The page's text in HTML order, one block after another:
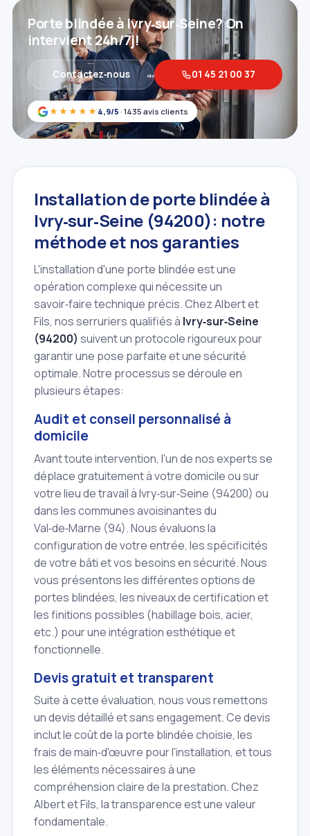
★★★★★ 4,9/5 · 1435 avis clients
Porte blindée à Ivry‑sur‑Seine? On
intervient 24h/7j!
Contactez‑nous 01 45 21 00 37
Installation de porte blindée à
Ivry‑sur‑Seine (94200): notre
méthode et nos garanties
L'installation d'une porte blindée est une
opération complexe qui nécessite un
savoir‑faire technique précis. Chez Albert et
Fils, nos serruriers qualifiés à Ivry‑sur‑Seine
(94200) suivent un protocole rigoureux pour
garantir une pose parfaite et une sécurité
optimale. Notre processus se déroule en
plusieurs étapes:
Audit et conseil personnalisé à
domicile
Avant toute intervention, l'un de nos experts se
déplace gratuitement à votre domicile ou sur
votre lieu de travail à Ivry‑sur‑Seine (94200) ou
dans les communes avoisinantes du
Val‑de‑Marne (94). Nous évaluons la
configuration de votre entrée, les spécificités
de votre bâti et vos besoins en sécurité. Nous
vous présentons les différentes options de
portes blindées, les niveaux de certification et
les finitions possibles (habillage bois, acier,
etc.) pour une intégration esthétique et
fonctionnelle.
Devis gratuit et transparent
Suite à cette évaluation, nous vous remettons
un devis détaillé et sans engagement. Ce devis
inclut le coût de la porte blindée choisie, les
frais de main‑d'œuvre pour l'installation, et tous
les éléments nécessaires à une
compréhension claire de la prestation. Chez
Albert et Fils, la transparence est une valeur
fondamentale.